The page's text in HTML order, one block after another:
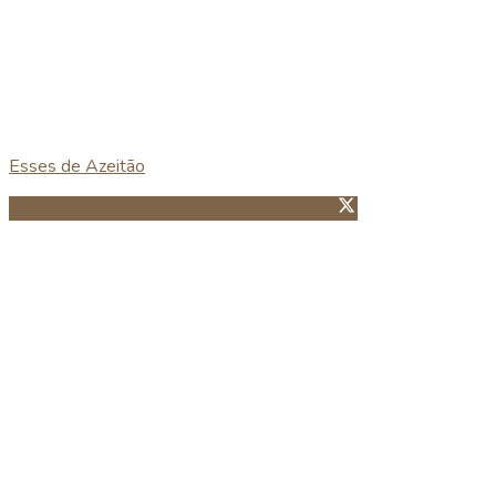
Esses de Azeitão
Guardar no Pinterest